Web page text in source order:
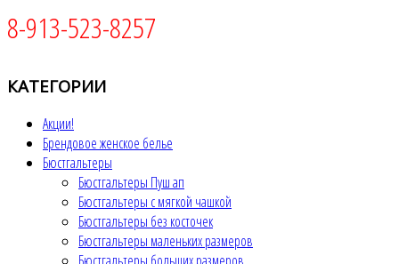
8-913-523-8257
КАТЕГОРИИ
Акции!
Брендовое женское белье
Бюстгальтеры
Бюстгальтеры Пуш ап
Бюстгальтеры с мягкой чашкой
Бюстгальтеры без косточек
Бюстгальтеры маленьких размеров